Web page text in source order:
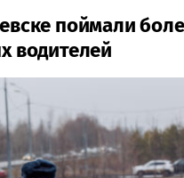
поймали
водителей